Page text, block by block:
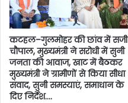
कटहल–गुलमोहर की छांव में सजी
चौपाल, मुख्यमंत्री ने सरोधी में सुनी
जनता की आवाज, खाट में बैठकर
मुख्यमंत्री ने ग्रामीणों से किया सीधा
संवाद, सुनी समस्याएं, समाधान के
दिए निर्देश….